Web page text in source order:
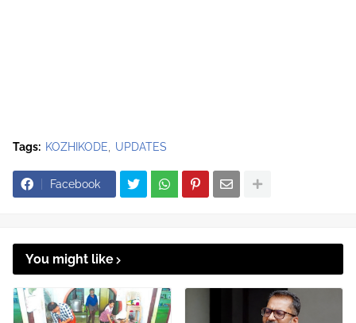
Tags: KOZHIKODE UPDATES
Facebook
You might like